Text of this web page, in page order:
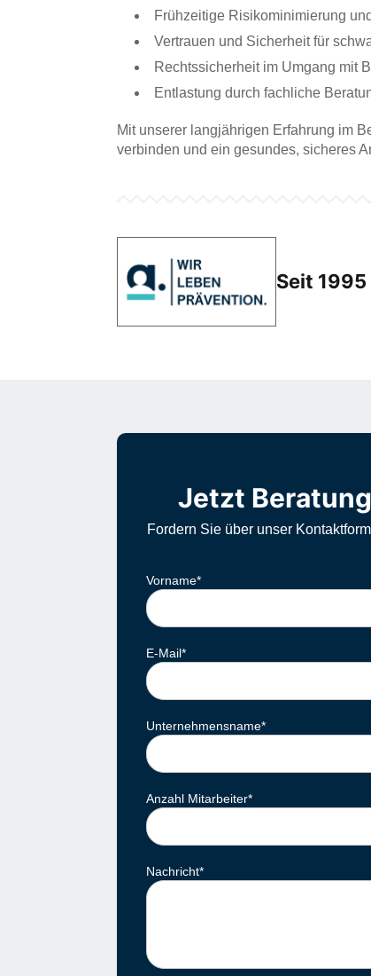
Frühzeitige Risikominimierung
Vertrauen und Sicherheit für
Rechtssicherheit im Umgang mit
Entlastung durch fachliche
Mit unserer langjährigen Erfahrung im
verbinden und ein gesundes, sicheres
Seit
Jetzt
Fordern Sie über unser
Vorname*
E-Mail*
Unternehmensname*
Anzahl Mitarbeiter*
Nachricht*